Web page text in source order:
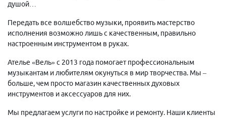
душой…
Передать все волшебство музыки, проявить мастерство
исполнения возможно лишь с качественным, правильно
настроенным инструментом в руках.
Ателье «Вель» с 2013 года помогает профессиональным
музыкантам и любителям окунуться в мир творчества. Мы –
больше, чем просто магазин качественных духовых
инструментов и аксессуаров для них.
Мы предлагаем услуги по настройке и ремонту. Наши клиенты